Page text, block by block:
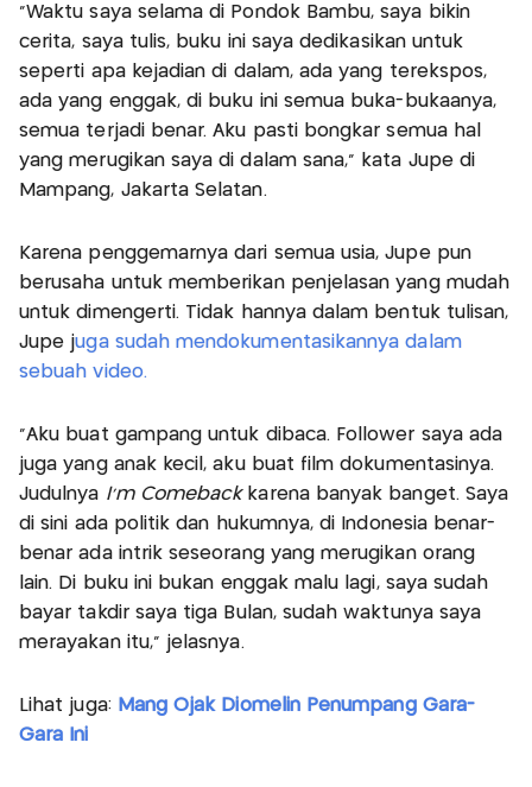
"Waktu saya selama di Pondok Bambu, saya bikin
cerita, saya tulis, buku ini saya dedikasikan untuk
seperti apa kejadian di dalam, ada yang terekspos,
ada yang enggak, di buku ini semua buka-bukaanya,
semua terjadi benar. Aku pasti bongkar semua hal
yang merugikan saya di dalam sana," kata Jupe di
Mampang, Jakarta Selatan.
Karena penggemarnya dari semua usia, Jupe pun
berusaha untuk memberikan penjelasan yang mudah
untuk dimengerti. Tidak hannya dalam bentuk tulisan,
Jupe juga sudah mendokumentasikannya dalam
sebuah video.
"Aku buat gampang untuk dibaca. Follower saya ada
juga yang anak kecil, aku buat film dokumentasinya.
Judulnya I'm Comebackkarena banyak banget. Saya
di sini ada politik dan hukumnya, di Indonesia benar-
benar ada intrik seseorang yang merugikan orang
lain. Di buku ini bukan enggak malu lagi, saya sudah
bayar takdir saya tiga Bulan, sudah waktunya saya
merayakan itu," jelasnya.
Lihat juga: Mang Ojak Diomelin Penumpang Gara-
Gara Ini